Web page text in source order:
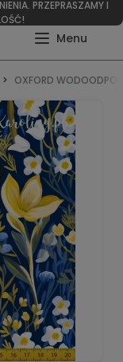
PRZEPRASZAMY I
OXFORD